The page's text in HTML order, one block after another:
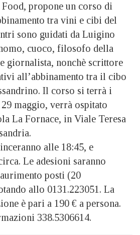
propone un corso di
tra vini e cibi del
sono guidati da Luigino
cuoco, filosofo della
giornalista, nonchè scrittore
all’abbinamento tra il cibo
Il corso si terrà i
maggio, verrà ospitato
La Fornace, in Viale Teresa
alle 18:45, e
Le adesioni saranno
posti (20
allo 0131.223051. La
è pari a 190 € a persona.
338.5306614.